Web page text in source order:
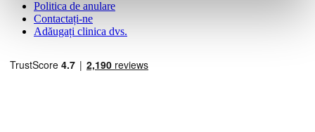
Politica de anulare
Contactați-ne
Adăugați clinica dvs.